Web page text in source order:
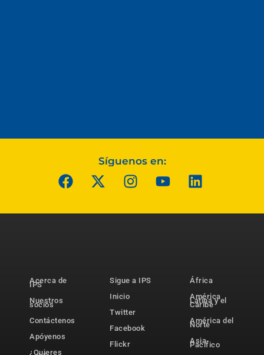
Síguenos en:
Acerca de
IPS
Nuestros
socios
Contáctenos
Apóyenos
¿Quieres
Sigue a IPS
Inicio
Twitter
Facebook
Flickr
África
América
Latina y el
Caribe
América del
Norte
Asia-
Pacífico